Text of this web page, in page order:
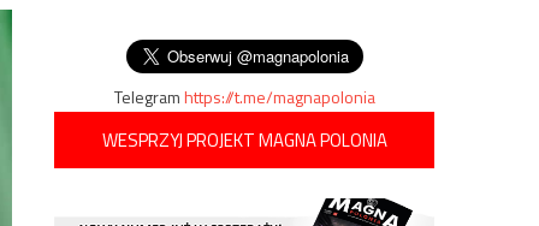
Telegramhttps://t.me/magnapolonia
WESPRZYJ PROJEKT MAGNA POLONIA